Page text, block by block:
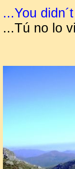
...You
...Tú no lo